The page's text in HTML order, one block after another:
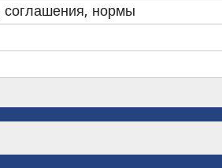
соглашения, нормы